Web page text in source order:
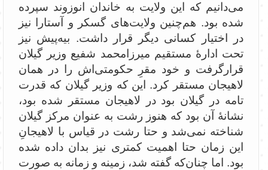
می‌دانیم که این ولایت به خاندان انوزوند سپرده
شده بود. هم‌چنین ولایت‌های گسکر و آستارا نیز
در اختیار کسانی دیگر قرار داشت. بیه‌پیش نیز
تحت ادارۀ مستقیم میرزا‌محمد شفیع وزیر گیلان
قرارگرفت و خود مقرِ حکومتی‌اش را در همان
لاهیجان مستقر کرد. این که وزیر گیلان که قدرت
تامه در گیلان بود در لاهیجان مستقر شده بود،
نشانۀ آن بود که هنوز رشت به عنوان مرکز گیلان
شناخته نمی‌شد و حتا رشت در قیاس با لاهیجانِ
این زمان حتا اهمیت کمتری نیز بدان داده شده
بود. اما چنان‌که گفته شد، زمینه و زمانه به صورت